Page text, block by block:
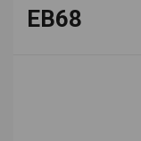
EB68